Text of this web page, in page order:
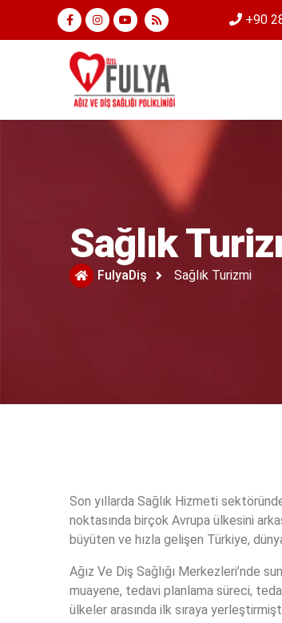
+90
Sağlık
FulyaDiş Sağlık Turizmi
Son yıllarda Sağlık Hizmeti
noktasında birçok Avrupa ülkesini
büyüten ve hızla gelişen Türkiye,
Ağız Ve Diş Sağlığı Merkezleri’nde
muayene, tedavi planlama süreci,
ülkeler arasında ilk sıraya